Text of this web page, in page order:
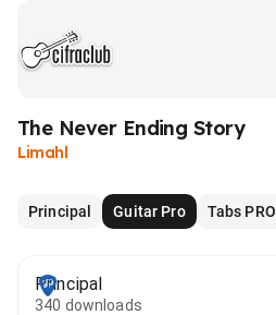
The Never Ending Story
Limahl
Principal Guitar Pro Tabs PRO
Principal
340 downloads